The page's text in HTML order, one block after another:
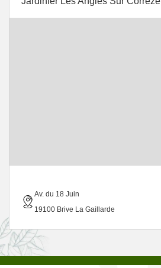
Av. du 18 Juin
19100 Brive La Gaillarde